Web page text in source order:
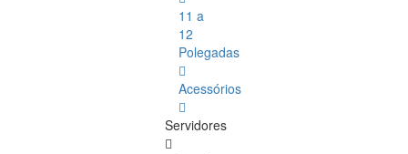
11 a
12
Polegadas
Acessórios
Servidores